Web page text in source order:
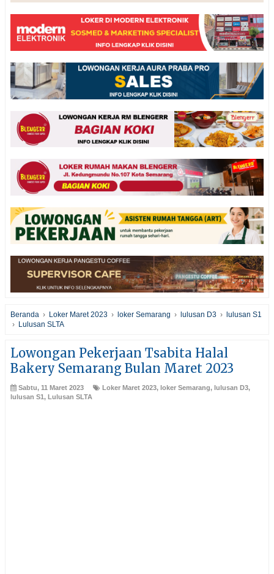
Beranda › Loker Maret 2023 › loker Semarang › lulusan D3 › lulusan S1
› Lulusan SLTA
Lowongan Pekerjaan Tsabita Halal
Bakery Semarang Bulan Maret 2023
Sabtu, 11 Maret 2023 Loker Maret 2023, loker Semarang, lulusan D3,
lulusan S1, Lulusan SLTA